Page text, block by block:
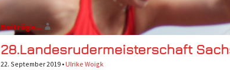
Beiträge...
28.Landesrudermeisterschaft
22. September 2019 • Ulrike Woigk